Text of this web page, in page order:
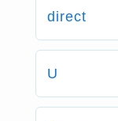
direct
U